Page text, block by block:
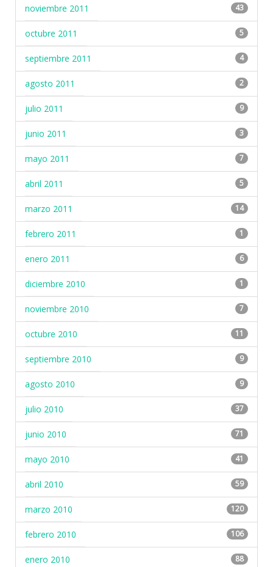
noviembre 2011 43
octubre 2011 5
septiembre 2011 4
agosto 2011 2
julio 2011 9
junio 2011 3
mayo 2011 7
abril 2011 5
marzo 2011 14
febrero 2011 1
enero 2011 6
diciembre 2010 1
noviembre 2010 7
octubre 2010 11
septiembre 2010 9
agosto 2010 9
julio 2010 37
junio 2010 71
mayo 2010 41
abril 2010 59
marzo 2010 120
febrero 2010 106
enero 2010 88